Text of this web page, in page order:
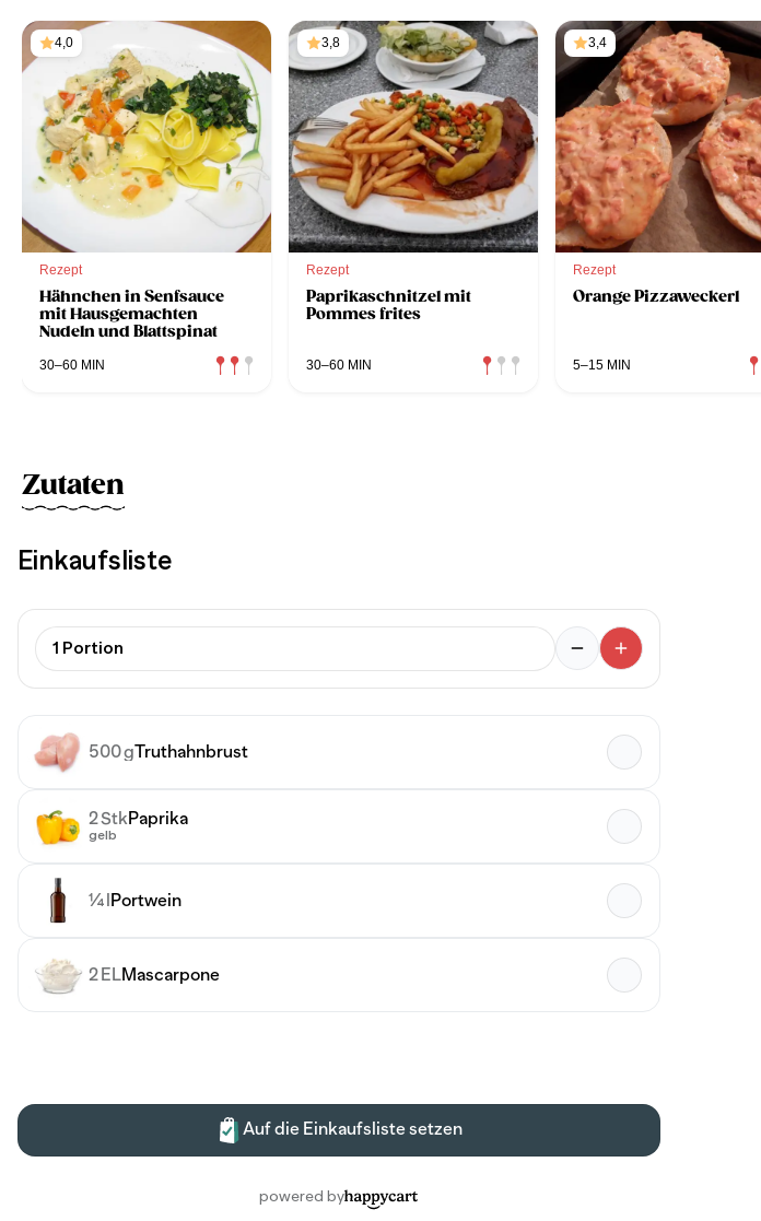
4,0
Rezept
Hähnchen in Senfsauce
mit Hausgemachten
Nudeln und Blattspinat
30–60 MIN
3,8
Rezept
Paprikaschnitzel mit
Pommes frites
30–60 MIN
3,4
Rezept
Orange Pizzaweckerl
5–15 MIN
Zutaten